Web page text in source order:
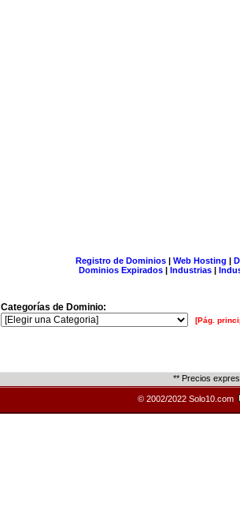
Registro de Dominios| Web Hosting |
Dominios Expirados | Industrias |
Categorías de Dominio:
[Pág.
** Precios
© 2002/2022 Solo10.com